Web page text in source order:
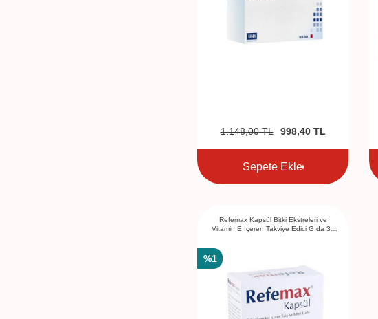
1.148,00TL 998,40TL
Sepete Ekle
Refemax Kapsül Bitki Ekstreleri ve
Vitamin E İçeren Takviye Edici Gıda 30
%1